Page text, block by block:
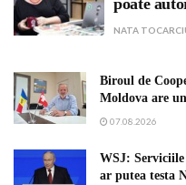
poate
NATA
Biroul de
Moldova are
07.08.2026
WSJ:
ar putea testa